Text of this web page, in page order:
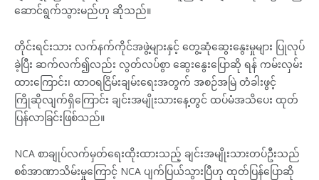
ဆောင်ရွက်သွားမည်ဟု ဆိုသည်။
တိုင်းရင်းသား လက်နက်ကိုင်အဖွဲ့များနှင့် တွေ့ဆုံဆွေးနွေးမှုများ ပြုလုပ်
ခဲ့ပြီး ဆက်လက်၍လည်း လွတ်လပ်စွာ ဆွေးနွေးပြောဆို ရန် ကမ်းလှမ်း
ထားကြောင်း၊ ထာဝရငြိမ်းချမ်းရေးအတွက် အစဉ်အမြဲ တံခါးဖွင့်
ကြိုဆိုလျက်ရှိကြောင်း ချင်းအမျိုးသားနေ့တွင် ထပ်မံအသိပေး ထုတ်
ပြန်လာခြင်းဖြစ်သည်။
NCA စာချုပ်လက်မှတ်ရေးထိုးထားသည့် ချင်းအမျိုးသားတပ်ဦးသည်
စစ်အာဏာသိမ်းမှုကြောင့် NCA ပျက်ပြယ်သွားပြီဟု ထုတ်ပြန်ပြောဆို